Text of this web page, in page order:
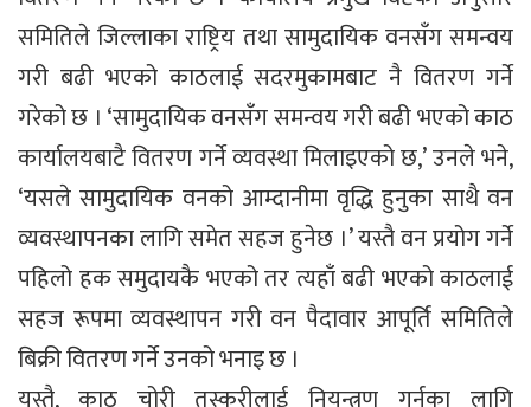
समितिले जिल्लाका राष्ट्रिय तथा सामुदायिक वनसँग समन्वय
गरी बढी भएको काठलाई सदरमुकामबाट नै वितरण गर्ने
गरेको छ । ‘सामुदायिक वनसँग समन्वय गरी बढी भएको काठ
कार्यालयबाटै वितरण गर्ने व्यवस्था मिलाइएको छ,’ उनले भने,
‘यसले सामुदायिक वनको आम्दानीमा वृद्धि हुनुका साथै वन
व्यवस्थापनका लागि समेत सहज हुनेछ ।’ यस्तै वन प्रयोग गर्ने
पहिलो हक समुदायकै भएको तर त्यहाँ बढी भएको काठलाई
सहज रूपमा व्यवस्थापन गरी वन पैदावार आपूर्ति समितिले
बिक्री वितरण गर्ने उनको भनाइ छ ।